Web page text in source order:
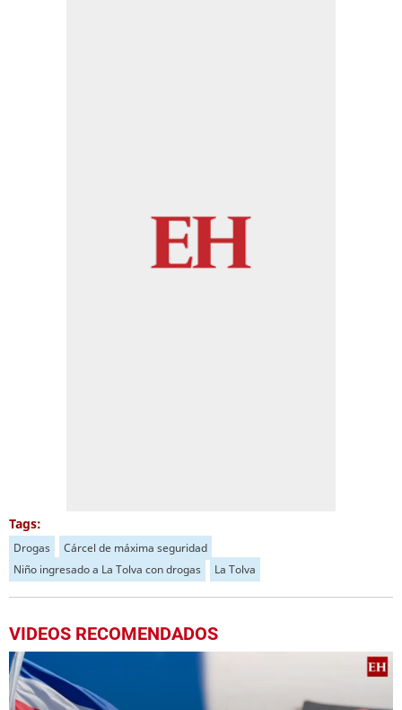
Tags:
Drogas
Cárcel de máxima seguridad
Niño ingresado a La Tolva con drogas
La Tolva
VIDEOS RECOMENDADOS